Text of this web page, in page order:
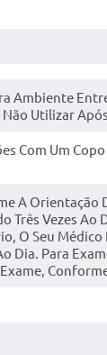
Ambiente
Utilizar
Com Um
A Orientação
Três Vezes Ao
O Seu
Dia. Para